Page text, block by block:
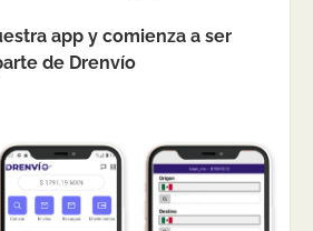
app y comienza a ser
de Drenvío